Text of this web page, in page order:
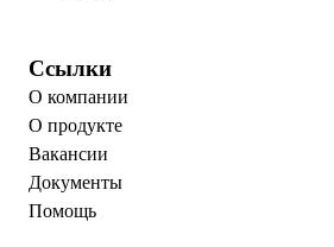
Ссылки
О компании
О продукте
Вакансии
Документы
Помощь